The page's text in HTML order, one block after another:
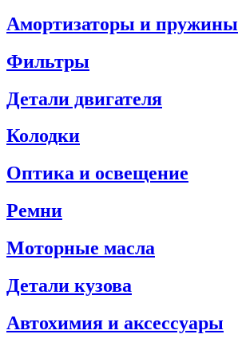
Амортизаторы и пружины
Фильтры
Детали двигателя
Колодки
Оптика и освещение
Ремни
Моторные масла
Детали кузова
Автохимия и аксессуары